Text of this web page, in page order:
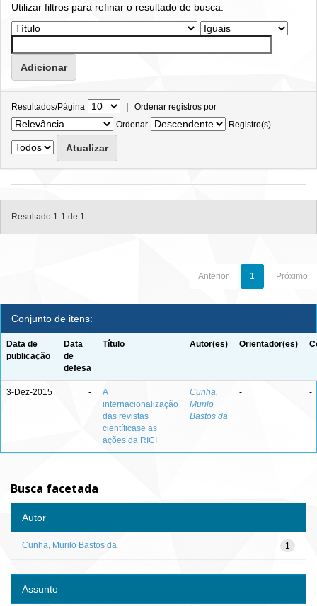
Utilizar filtros para refinar o resultado de busca.
Resultados/Página | Ordenar registros por
Ordenar
Registro(s)
Resultado 1-1 de 1.
Anterior 1 Próximo
Conjunto de itens:
Data de
publicação
Data
de
defesa
Título Autor(es) Orientador(es)
3-Dez-2015 -
A
internacionalização
das revistas
científicase as
ações da RICI
Cunha,
Murilo
Bastos da
- -
Busca facetada
Autor
1
Cunha, Murilo Bastos da
Assunto